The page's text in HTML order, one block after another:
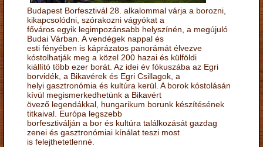
Budapest Borfesztivál 28. alkalommal várja a borozni,
kikapcsolódni, szórakozni vágyókat a
főváros egyik legimpozánsabb helyszínén, a megújuló
Budai Várban. A vendégek nappal és
esti fényében is káprázatos panorámát élvezve
kóstolhatják meg a közel 200 hazai és külföldi
kiállító több ezer borát. Az idei év fókuszába az Egri
borvidék, a Bikavérek és Egri Csillagok, a
helyi gasztronómia és kultúra kerül. A borok kóstolásán
kívül megismerkedhetünk a Bikavért
övező legendákkal, hungarikum borunk készítésének
titkaival. Európa legszebb
borfesztiválján a bor és kultúra találkozását gazdag
zenei és gasztronómiai kínálat teszi most
is felejthetetlenné.